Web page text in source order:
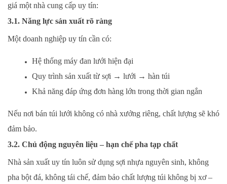
giá một nhà cung cấp uy tín:
3.1. Năng lực sản xuất rõ ràng
Một doanh nghiệp uy tín cần có:
Hệ thống máy đan lưới hiện đại
Quy trình sản xuất từ sợi → lưới → hàn túi
Khả năng đáp ứng đơn hàng lớn trong thời gian ngắn
Nếu nơi bán túi lưới không có nhà xưởng riêng, chất lượng sẽ khó
đảm bảo.
3.2. Chủ động nguyên liệu – hạn chế pha tạp chất
Nhà sản xuất uy tín luôn sử dụng sợi nhựa nguyên sinh, không
pha bột đá, không tái chế, đảm bảo chất lượng túi không bị xơ –